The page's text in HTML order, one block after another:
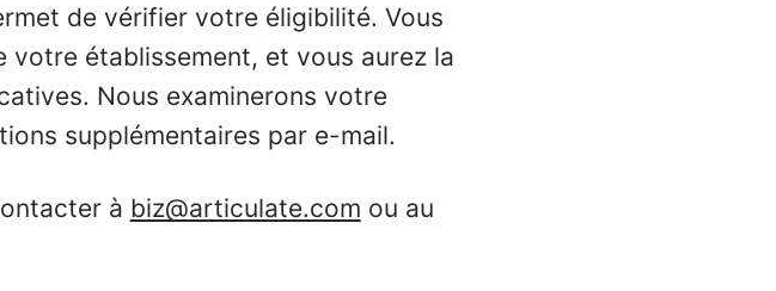
de vérifier votre éligibilité. Vous
votre établissement, et vous aurez la
Nous examinerons votre
supplémentaires par e-mail.
à biz@articulate.com ou au